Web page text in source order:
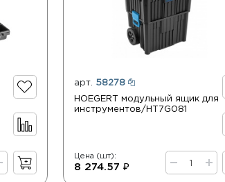
арт. 58278
HOEGERT модульный ящик для
инструментов/HT7G081
Цена (шт):
8 274.57 ₽